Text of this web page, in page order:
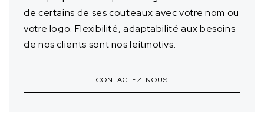
de certains de ses couteaux avec votre nom ou
votre logo. Flexibilité, adaptabilité aux besoins
de nos clients sont nos leitmotivs.
CONTACTEZ-NOUS